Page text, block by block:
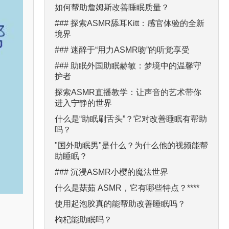
如何帮助詹姆斯改善睡眠质量？
### 探索ASMR舔耳Kitt：感官体验的全新
境界
### 迷醉于“用力ASMR吻”的听觉享受
### 助眠外国助眠赫敏：梦境中的温馨守
护者
探索ASMR直播教学：让声音的艺术带你
进入宁静的世界
什么是“助眠刷舌头”？它对改善睡眠有帮助
吗？
"国外助眠男"是什么？为什么他的视频能帮
助睡眠？
### 沉浸ASMR小樱的魔法世界
什么是菇茹 ASMR，它有哪些特点？****
使用起泡胶真的能帮助改善睡眠吗？
枸杞能助眠吗？